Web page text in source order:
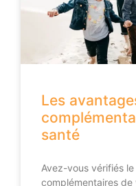
Les
santé
Avez-vous vérifiés
complémentaires de